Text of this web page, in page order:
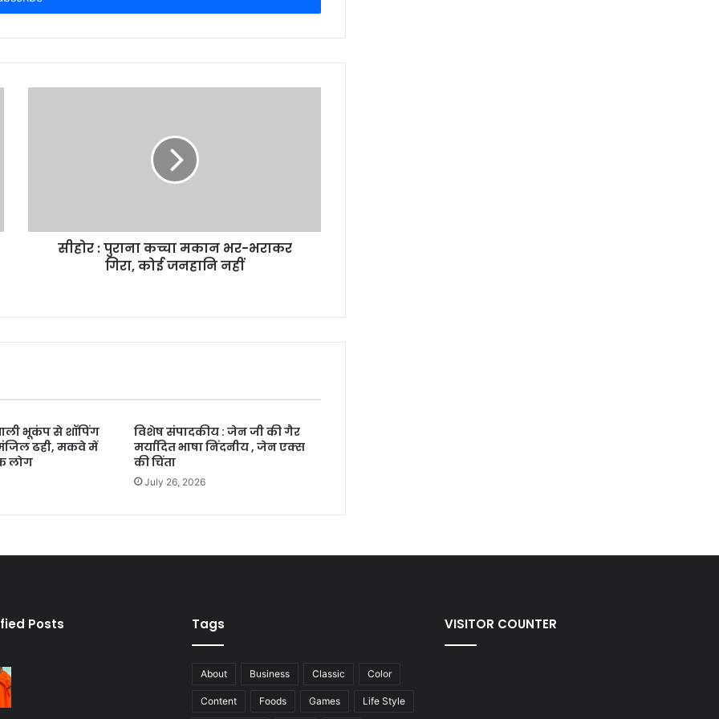
सीहोर : पुराना कच्चा मकान भर-भराकर
गिरा, कोई जनहानि नहीं
भूकंप से शॉपिंग
ढही, मकवे में
लोग
विशेष संपादकीय : जेन जी की गैर
मर्यादित भाषा निंदनीय , जेन एक्स
की चिंता
July 26, 2026
Posts Tags
About Business Classic Color
Content Foods Games Life Style
VISITOR COUNTER